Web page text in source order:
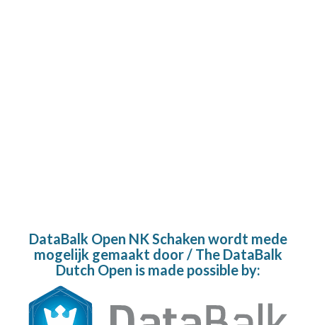
DataBalk Open NK Schaken wordt mede
mogelijk gemaakt door / The DataBalk
Dutch Open is made possible by: